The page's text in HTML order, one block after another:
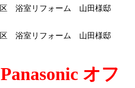
Panasonic オフ